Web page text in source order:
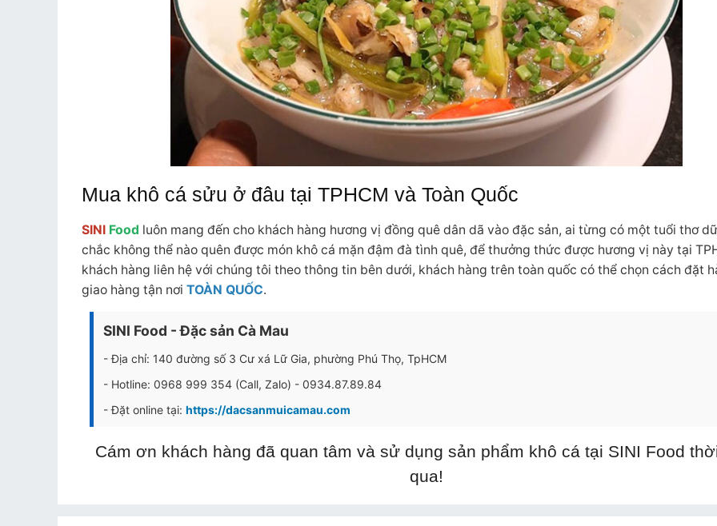
Mua khô cá sửu ở đâu tại TPHCM và Toàn Quốc
SINI Food luôn mang đến cho khách hàng hương vị đồng quê dân dã vào đặc sản, ai từng có một tuổi thơ
chắc không thể nào quên được món khô cá mặn đậm đà tình quê, để thưởng thức được hương vị này tại
khách hàng liên hệ với chúng tôi theo thông tin bên dưới, khách hàng trên toàn quốc có thể chọn cách đặt
giao hàng tận nơi TOÀN QUỐC.
SINI Food - Đặc sản Cà Mau
- Địa chỉ: 140 đường số 3 Cư xá Lữ Gia, phường Phú Thọ, TpHCM
- Hotline: 0968 999 354 (Call, Zalo) - 0934.87.89.84
- Đặt online tại: https://dacsanmuicamau.com
Cám ơn khách hàng đã quan tâm và sử dụng sản phẩm khô cá tại SINI Food
qua!